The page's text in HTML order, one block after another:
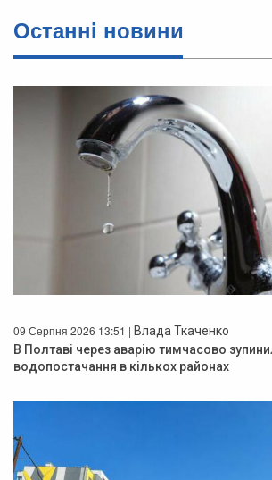
Останнi новини
09 Серпня 2026 13:51 | Влада Ткаченко
В Полтаві через аварію тимчасово
водопостачання в кількох районах